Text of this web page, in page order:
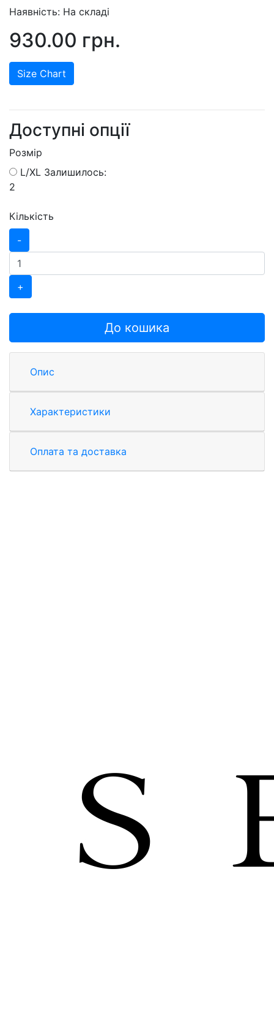
Наявність: На складі
930.00 грн.
Size Chart
Доступні опції
Розмір
L/XL Залишилось:
2
Кількість
-
+
До кошика
Опис
Характеристики
Оплата та доставка